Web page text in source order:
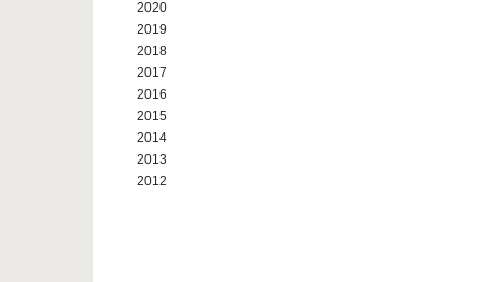
2020
2019
2018
2017
2016
2015
2014
2013
2012